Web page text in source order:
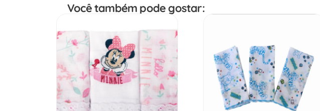
Você também pode gostar: